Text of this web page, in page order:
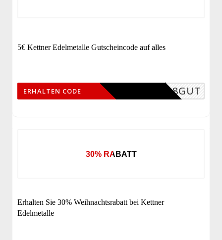
5€ Kettner Edelmetalle Gutscheincode auf alles
MPF18GUT
ERHALTEN CODE
30% RABATT
Erhalten Sie 30% Weihnachtsrabatt bei Kettner
Edelmetalle